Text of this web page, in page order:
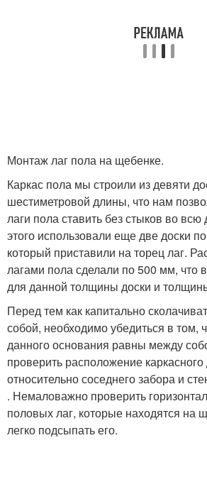
Монтаж лаг пола на щебенке.
Каркас пола мы строили из девяти
шестиметровой длины, что нам
лаги пола ставить без стыков во
этого использовали еще две доски
который приставили на торец лаг.
лагами пола сделали по 500 мм, что
для данной толщины доски и
Перед тем как капитально
собой, необходимо убедиться в том,
данного основания равны между
проверить расположение
относительно соседнего забора и
. Немаловажно проверить
половых лаг, которые находятся на
легко подсыпать его.